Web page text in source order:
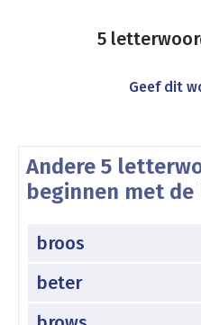
5
Geef dit
Andere 5
beginnen met
broos
beter